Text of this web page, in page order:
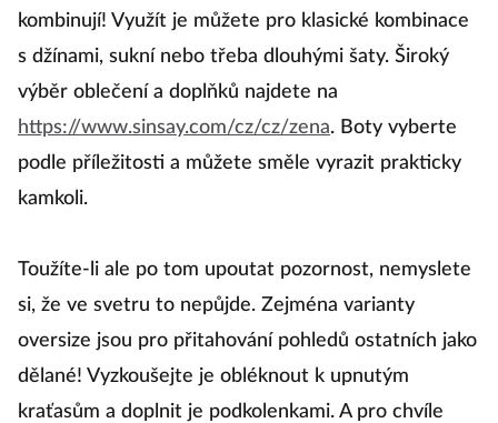
kombinují! Využít je můžete pro klasické kombinace
s džínami, sukní nebo třeba dlouhými šaty. Široký
výběr oblečení a doplňků najdete na
https://www.sinsay.com/cz/cz/zena. Boty vyberte
podle příležitosti a můžete směle vyrazit prakticky
kamkoli.
Toužíte-li ale po tom upoutat pozornost, nemyslete
si, že ve svetru to nepůjde. Zejména varianty
oversize jsou pro přitahování pohledů ostatních jako
dělané! Vyzkoušejte je obléknout k upnutým
kraťasům a doplnit je podkolenkami. A pro chvíle